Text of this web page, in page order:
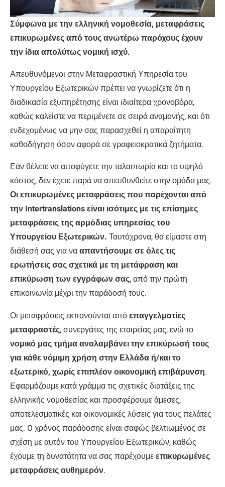
Σύμφωνα με την ελληνική νομοθεσία, μεταφράσεις
επικυρωμένες από τους ανωτέρω παρόχους έχουν
την ίδια απολύτως νομική ισχύ.
Απευθυνόμενοι στην Μεταφραστική Υπηρεσία του
Υπουργείου Εξωτερικών πρέπει να γνωρίζετε ότι η
διαδικασία εξυπηρέτησης είναι ιδιαίτερα χρονοβόρα,
καθώς καλείστε να περιμένετε σε σειρά αναμονής, και ότι
ενδεχομένως να μην σας παρασχεθεί η απαραίτητη
καθοδήγηση όσον αφορά σε γραφειοκρατικά ζητήματα.
Εάν θέλετε να αποφύγετε την ταλαιπωρία και το υψηλό
κόστος, δεν έχετε παρά να απευθυνθείτε στην ομάδα μας.
Οι επικυρωμένες μεταφράσεις που παρέχονται από
την Intertranslations είναι ισότιμες με τις επίσημες
μεταφράσεις της αρμόδιας υπηρεσίας του
Υπουργείου Εξωτερικών. Ταυτόχρονα, θα είμαστε στη
διάθεσή σας για να απαντήσουμε σε όλες τις
ερωτήσεις σας σχετικά με τη μετάφραση και
επικύρωση των εγγράφων σας, από την πρώτη
επικοινωνία μέχρι την παράδοσή τους.
Οι μεταφράσεις εκπονούνται από επαγγελματίες
μεταφραστές, συνεργάτες της εταιρείας μας, ενώ το
νομικό μας τμήμα αναλαμβάνει την επικύρωσή τους
για κάθε νόμιμη χρήση στην Ελλάδα ή/και το
εξωτερικό, χωρίς επιπλέον οικονομική επιβάρυνση.
Εφαρμόζουμε κατά γράμμα τις σχετικές διατάξεις της
ελληνικής νομοθεσίας και προσφέρουμε άμεσες,
αποτελεσματικές και οικονομικές λύσεις για τους πελάτες
μας. O χρόνος παράδοσης είναι σαφώς βελτιωμένος σε
σχέση με αυτόν του Υπουργείου Εξωτερικών, καθώς
έχουμε τη δυνατότητα να σας παρέχουμε επικυρωμένες
μεταφράσεις αυθημερόν.